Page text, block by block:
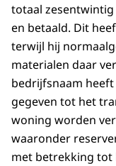
totaal
en betaald. Dit
terwijl hij
materialen daar
bedrijfsnaam
gegeven tot het
woning worden
waaronder
met betrekking